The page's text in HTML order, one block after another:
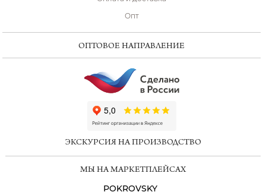
Опт
ОПТОВОЕ НАПРАВЛЕНИЕ
ЭКСКУРСИЯ НА ПРОИЗВОДСТВО
МЫ НА МАРКЕТПЛЕЙСАХ
POKROVSKY